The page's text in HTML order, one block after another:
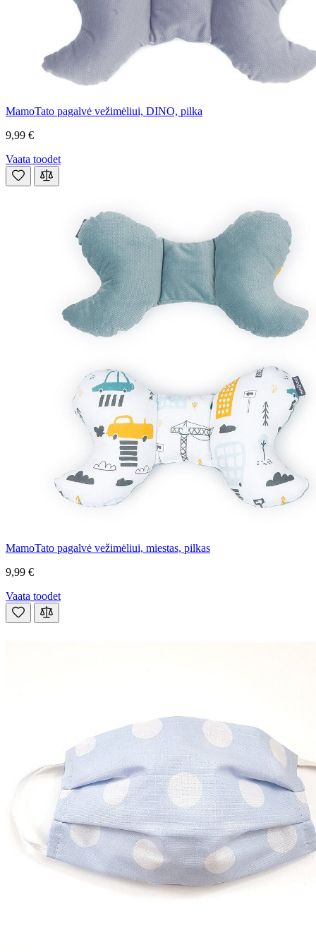
MamoTato pagalvė vežimėliui, DINO, pilka
9,99 €
Vaata toodet
MamoTato pagalvė vežimėliui, miestas, pilkas
9,99 €
Vaata toodet